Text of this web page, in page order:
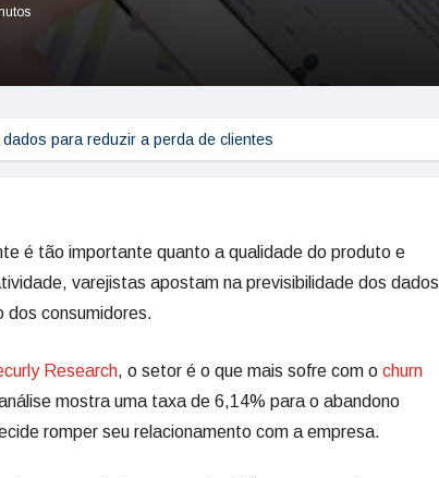
para reduzir a perda de clientes
é tão importante quanto a qualidade do produto e
varejistas apostam na previsibilidade dos dados
dos consumidores.
Research, o setor é o que mais sofre com o churn
mostra uma taxa de 6,14% para o abandono
romper seu relacionamento com a empresa.